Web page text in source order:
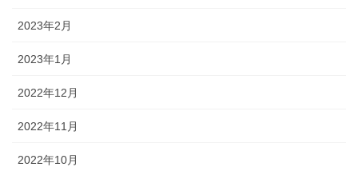
2023年2月
2023年1月
2022年12月
2022年11月
2022年10月